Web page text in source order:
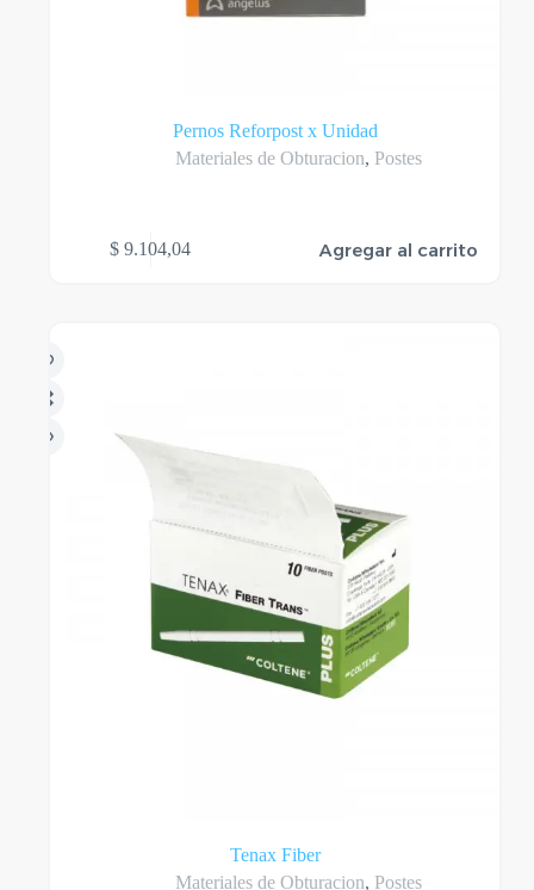
Pernos Reforpost x Unidad
Materiales de Obturacion, Postes
$ 9.104,04 Agregar al carrito
Tenax Fiber
Materiales de Obturacion, Postes